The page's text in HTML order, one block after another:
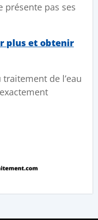
présente pas ses
plus et obtenir
de l’eau